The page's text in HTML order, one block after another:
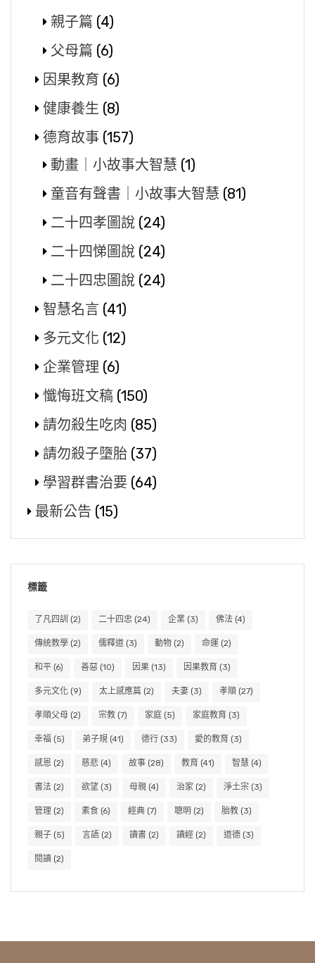
親子篇 (4)
父母篇 (6)
因果教育 (6)
健康養生 (8)
德育故事 (157)
動畫｜小故事大智慧 (1)
童音有聲書｜小故事大智慧 (81)
二十四孝圖說 (24)
二十四悌圖說 (24)
二十四忠圖說 (24)
智慧名言 (41)
多元文化 (12)
企業管理 (6)
懺悔班文稿 (150)
請勿殺生吃肉 (85)
請勿殺子墮胎 (37)
學習群書治要 (64)
最新公告 (15)
標籤
了凡四訓 (2) 二十四忠 (24) 企業 (3) 佛法 (4)
傳統教學 (2) 儒釋道 (3) 動物 (2) 命運 (2)
和平 (6) 善惡 (10) 因果 (13) 因果教育 (3)
多元文化 (9) 太上感應篇 (2) 夫妻 (3) 孝順 (27)
孝順父母 (2) 宗教 (7) 家庭 (5) 家庭教育 (3)
幸福 (5) 弟子規 (41) 德行 (33) 愛的教育 (3)
感恩 (2) 慈悲 (4) 故事 (28) 教育 (41) 智慧 (4)
書法 (2) 欲望 (3) 母親 (4) 治家 (2) 淨土宗 (3)
管理 (2) 素食 (6) 經典 (7) 聰明 (2) 胎教 (3)
親子 (5) 言語 (2) 讀書 (2) 讀經 (2) 道德 (3)
閱讀 (2)